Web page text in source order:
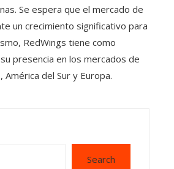
Se espera que el mercado de
un crecimiento significativo para
RedWings tiene como
presencia en los mercados de
del Sur y Europa.
Search